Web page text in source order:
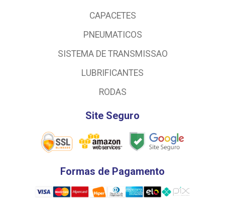
CAPACETES
PNEUMATICOS
SISTEMA DE TRANSMISSAO
LUBRIFICANTES
RODAS
Site Seguro
Formas de Pagamento